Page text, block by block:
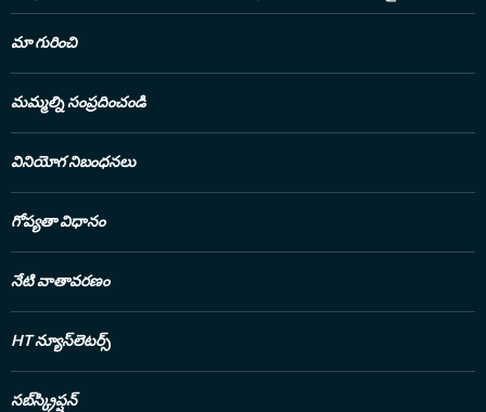
మా గురించి
మమ్మల్ని సంప్రదించండి
వినియోగ నిబంధనలు
గోప్యతా విధానం
నేటి వాతావరణం
HT న్యూస్‌లెటర్స్
సబ్‌స్క్రిప్షన్